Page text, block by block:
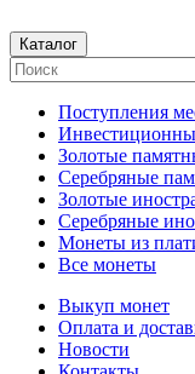
Каталог
Поступления
Золотые
Серебряные
Золотые
Серебряные
Монеты из
Все монеты
Выкуп монет
Оплата и
Новости